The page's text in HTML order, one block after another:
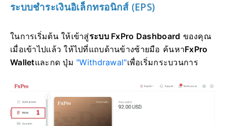
ระบบชำระเงินอิเล็กทรอนิกส์ (EPS)
ในการเริ่มต้น ให้เข้าสู่ระบบ FxPro Dashboard ของคุณ
เมื่อเข้าไปแล้ว ให้ไปที่แถบด้านข้างซ้ายมือ ค้นหาFxPro
Walletและกด ปุ่ม "Withdrawal"เพื่อเริ่มกระบวนการ